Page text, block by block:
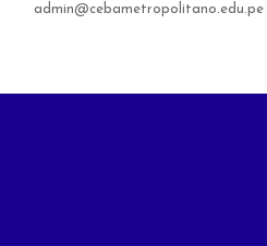
admin@cebametropolitano.edu.pe